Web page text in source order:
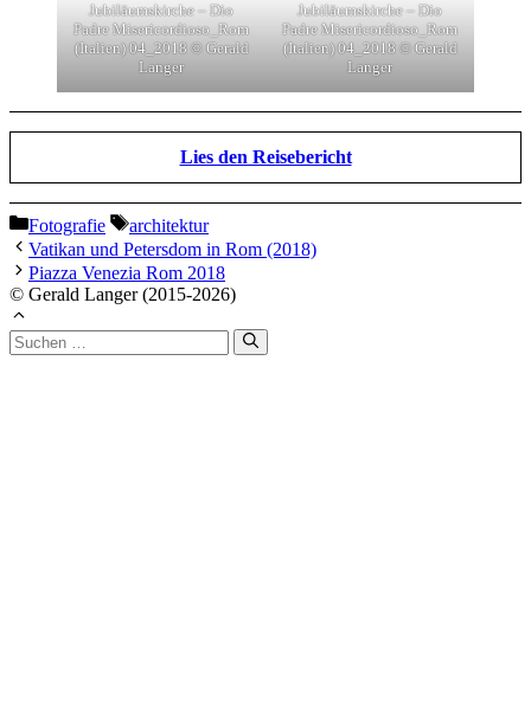
Jubiläumskirche – Dio
Padre Misericordioso_Rom
(Italien) 04_2018 © Gerald
Langer
Jubiläumskirche – Dio
Padre Misericordioso_Rom
(Italien) 04_2018 © Gerald
Langer
Lies den Reisebericht
Kategorien
Fotografie Schlagwörter
architektur
Vatikan und Petersdom in Rom (2018)
Piazza Venezia Rom 2018
© Gerald Langer (2015-2026)
Suchen
nach: